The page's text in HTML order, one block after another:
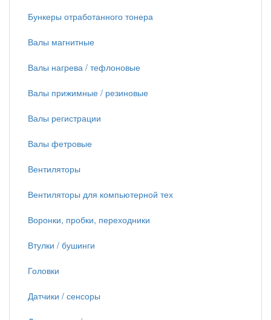
Бункеры отработанного тонера
Валы магнитные
Валы нагрева / тефлоновые
Валы прижимные / резиновые
Валы регистрации
Валы фетровые
Вентиляторы
Вентиляторы для компьютерной тех
Воронки, пробки, переходники
Втулки / бушинги
Головки
Датчики / сенсоры